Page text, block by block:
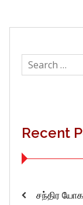
Search
for:
Recent
சந்திர